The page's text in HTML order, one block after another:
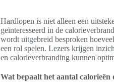
Hardlopen is niet alleen een
geïnteresseerd in de
wordt uitgebreid besproken
een rol spelen. Lezers krijgen
en calorieverbranding kunnen
Wat bepaalt het aantal